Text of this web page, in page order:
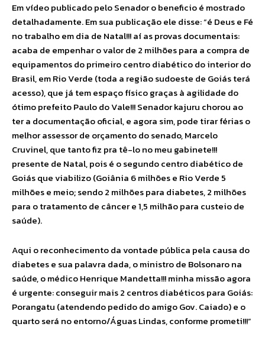
Em vídeo publicado pelo Senador o beneficio é mostrado
detalhadamente. Em sua publicação ele disse: “é Deus e Fé
no trabalho em dia de Natal!!! aí as provas documentais:
acaba de empenhar o valor de 2 milhões para a compra de
equipamentos do primeiro centro diabético do interior do
Brasil, em Rio Verde (toda a região sudoeste de Goiás terá
acesso), que já tem espaço físico graças à agilidade do
ótimo prefeito Paulo do Vale!!! Senador kajuru chorou ao
ter a documentação oficial, e agora sim, pode tirar férias o
melhor assessor de orçamento do senado, Marcelo
Cruvinel, que tanto fiz pra tê-lo no meu gabinete!!!
presente de Natal, pois é o segundo centro diabético de
Goiás que viabilizo (Goiânia 6 milhões e Rio Verde 5
milhões e meio; sendo 2 milhões para diabetes, 2 milhões
para o tratamento de câncer e 1,5 milhão para custeio de
saúde).
Aqui o reconhecimento da vontade pública pela causa do
diabetes e sua palavra dada, o ministro de Bolsonaro na
saúde, o médico Henrique Mandetta!!! minha missão agora
é urgente: conseguir mais 2 centros diabéticos para Goiás:
Porangatu (atendendo pedido do amigo Gov. Caiado) e o
quarto será no entorno/Águas Lindas, conforme prometi!!!”